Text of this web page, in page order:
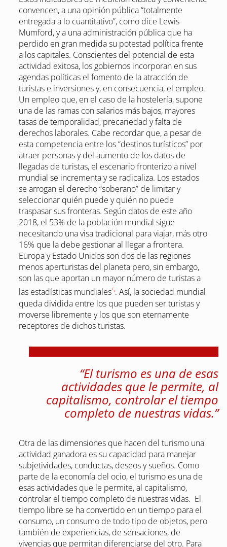
convencen, a una opinión pública “totalmente
entregada a lo cuantitativo”, como dice Lewis
Mumford, y a una administración pública que ha
perdido en gran medida su potestad política frente
a los capitales. Conscientes del potencial de esta
actividad exitosa, los gobiernos incorporan en sus
agendas políticas el fomento de la atracción de
turistas e inversiones y, en consecuencia, el empleo.
Un empleo que, en el caso de la hostelería, supone
una de las ramas con salarios más bajos, mayores
tasas de temporalidad, precariedad y falta de
derechos laborales. Cabe recordar que, a pesar de
esta competencia entre los “destinos turísticos” por
atraer personas y del aumento de los datos de
llegadas de turistas, el escenario fronterizo a nivel
mundial se incrementa y se radicaliza. Los estados
se arrogan el derecho “soberano” de limitar y
seleccionar quién puede y quién no puede
traspasar sus fronteras. Según datos de este año
2018, el 53% de la población mundial sigue
necesitando una visa tradicional para viajar, más otro
16% que la debe gestionar al llegar a frontera.
Europa y Estado Unidos son dos de las regiones
menos aperturistas del planeta pero, sin embargo,
son las que aportan un mayor número de turistas a
las estadísticas mundiales5. Así, la sociedad mundial
queda dividida entre los que pueden ser turistas y
moverse libremente y los que son eternamente
receptores de dichos turistas.
“El turismo es una de esas
actividades que le permite, al
capitalismo, controlar el tiempo
completo de nuestras vidas.”
Otra de las dimensiones que hacen del turismo una
actividad ganadora es su capacidad para manejar
subjetividades, conductas, deseos y sueños. Como
parte de la economía del ocio, el turismo es una de
esas actividades que le permite, al capitalismo,
controlar el tiempo completo de nuestras vidas. El
tiempo libre se ha convertido en un tiempo para el
consumo, un consumo de todo tipo de objetos, pero
también de experiencias, de sensaciones, de
vivencias que permitan diferenciarse del otro. Para